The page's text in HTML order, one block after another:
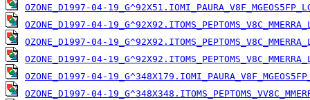
OZONE_D1997-04-
OZONE_D1997-04-
OZONE_D1997-04-
OZONE_D1997-04-
OZONE_D1997-04-
OZONE_D1997-04-